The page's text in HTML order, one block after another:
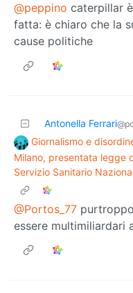
@peppino caterpillar
fatta: è chiaro che la
cause politiche
Antonella Ferrari
Giornalismo e
Milano, presentata legge
Servizio Sanitario
@Portos_77
essere multimiliardari